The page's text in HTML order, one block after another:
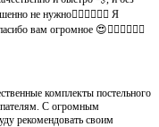
не нужно👍🏻👍🏻🙈😄 Я
вам огромное 😍👍🏻👍🏻👏🏻
комплекты постельного
С огромным
рекомендовать своим